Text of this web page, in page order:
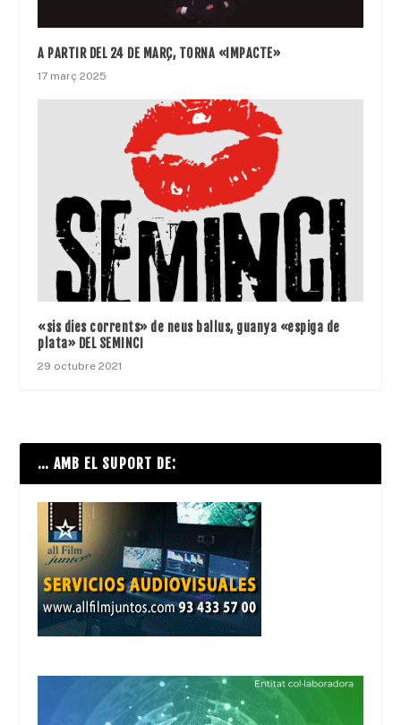
A PARTIR DEL 24 DE MARÇ, TORNA «IMPACTE»
17 març 2025
«sis dies corrents» de neus ballus, guanya «espiga de
plata» DEL SEMINCI
29 octubre 2021
… AMB EL SUPORT DE: